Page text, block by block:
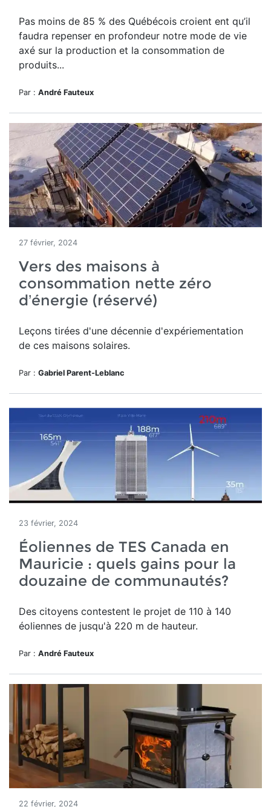
Pas moins de 85 % des Québécois croient ent qu’il
faudra repenser en profondeur notre mode de vie
axé sur la production et la consommation de
produits...
Par : André Fauteux
27 février, 2024
Vers des maisons à
consommation nette zéro
d’énergie (réservé)
Leçons tirées d'une décennie d'expériementation
de ces maisons solaires.
Par : Gabriel Parent-Leblanc
23 février, 2024
Éoliennes de TES Canada en
Mauricie : quels gains pour la
douzaine de communautés?
Des citoyens contestent le projet de 110 à 140
éoliennes de jusqu'à 220 m de hauteur.
Par : André Fauteux
22 février, 2024